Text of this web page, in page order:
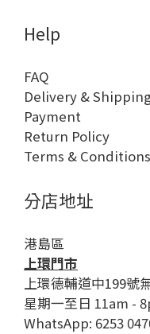
Help
FAQ
Delivery &
Payment
Return Policy
Terms & Conditions
分店地址
港島區
上環門市
上環德輔道中199號
星期一至日 11am -
WhatsApp: 6253